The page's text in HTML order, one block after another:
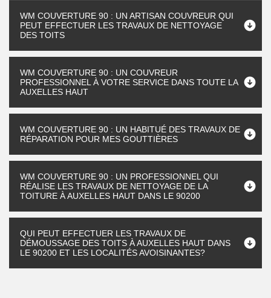
WM COUVERTURE 90 : UN ARTISAN COUVREUR QUI
PEUT EFFECTUER LES TRAVAUX DE NETTOYAGE
DES TOITS
WM COUVERTURE 90 : UN COUVREUR
PROFESSIONNEL À VOTRE SERVICE DANS TOUTE LA
AUXELLES HAUT
WM COUVERTURE 90 : UN HABITUÉ DES TRAVAUX DE
RÉPARATION POUR MES GOUTTIÈRES
WM COUVERTURE 90 : UN PROFESSIONNEL QUI
RÉALISE LES TRAVAUX DE NETTOYAGE DE LA
TOITURE À AUXELLES HAUT DANS LE 90200
QUI PEUT EFFECTUER LES TRAVAUX DE
DÉMOUSSAGE DES TOITS À AUXELLES HAUT DANS
LE 90200 ET LES LOCALITÉS AVOISINANTES?